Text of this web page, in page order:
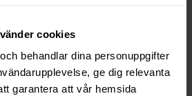
cookies
behandlar dina personuppgifter
ge dig relevanta
garantera att vår hemsida
m2/24h